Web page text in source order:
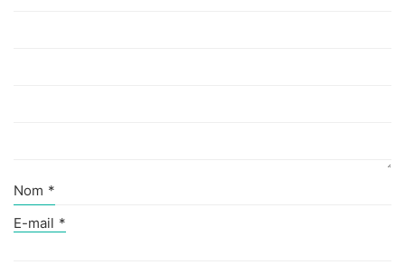
Nom *
E-mail *